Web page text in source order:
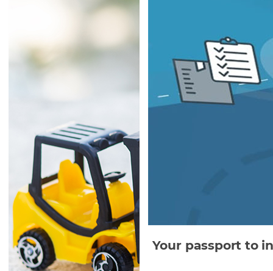
Your passport to